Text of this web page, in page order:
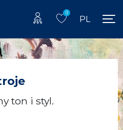
0
PL
ton i styl.